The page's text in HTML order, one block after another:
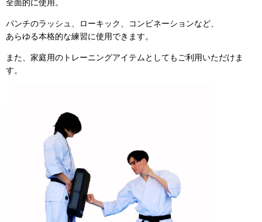
全面的に使用。
パンチのラッシュ、ローキック、コンビネーションなど、
あらゆる本格的な練習に使用できます。
また、家庭用のトレーニングアイテムとしてもご利用いただけま
す。